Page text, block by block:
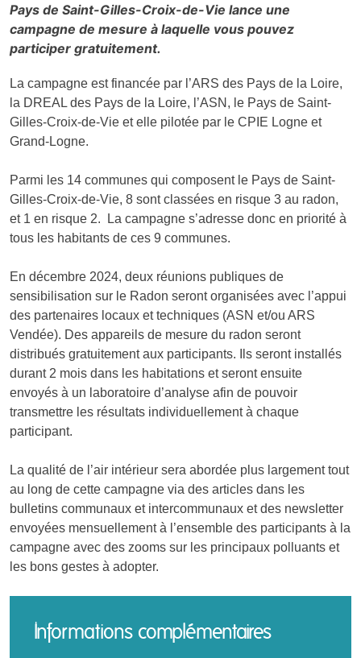
Pays de Saint-Gilles-Croix-de-Vie lance une
campagne de mesure à laquelle vous pouvez
participer gratuitement.
La campagne est financée par l’ARS des Pays de la Loire,
la DREAL des Pays de la Loire, l’ASN, le Pays de Saint-
Gilles-Croix-de-Vie et elle pilotée par le CPIE Logne et
Grand-Logne.
Parmi les 14 communes qui composent le Pays de Saint-
Gilles-Croix-de-Vie, 8 sont classées en risque 3 au radon,
et 1 en risque 2. La campagne s’adresse donc en priorité à
tous les habitants de ces 9 communes.
En décembre 2024, deux réunions publiques de
sensibilisation sur le Radon seront organisées avec l’appui
des partenaires locaux et techniques (ASN et/ou ARS
Vendée). Des appareils de mesure du radon seront
distribués gratuitement aux participants. Ils seront installés
durant 2 mois dans les habitations et seront ensuite
envoyés à un laboratoire d’analyse afin de pouvoir
transmettre les résultats individuellement à chaque
participant.
La qualité de l’air intérieur sera abordée plus largement tout
au long de cette campagne via des articles dans les
bulletins communaux et intercommunaux et des newsletter
envoyées mensuellement à l’ensemble des participants à la
campagne avec des zooms sur les principaux polluants et
les bons gestes à adopter.
Informations complémentaires